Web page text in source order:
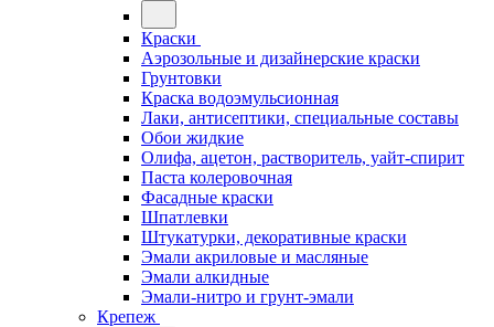
Краски
Аэрозольные и дизайнерские краски
Грунтовки
Краска водоэмульсионная
Лаки, антисептики, специальные составы
Обои жидкие
Олифа, ацетон, растворитель, уайт-спирит
Паста колеровочная
Фасадные краски
Шпатлевки
Штукатурки, декоративные краски
Эмали акриловые и масляные
Эмали алкидные
Эмали-нитро и грунт-эмали
Крепеж